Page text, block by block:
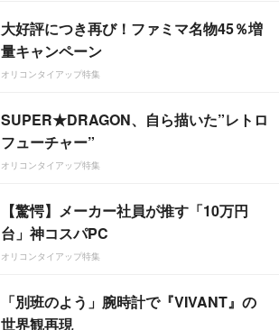
大好評につき再び！ファミマ名物45％増
量キャンペーン
オリコンタイアップ特集
SUPER★DRAGON、自ら描いた”レトロ
フューチャー”
オリコンタイアップ特集
【驚愕】メーカー社員が推す「10万円
台」神コスパPC
オリコンタイアップ特集
「別班のよう」腕時計で『VIVANT』の
世界観再現